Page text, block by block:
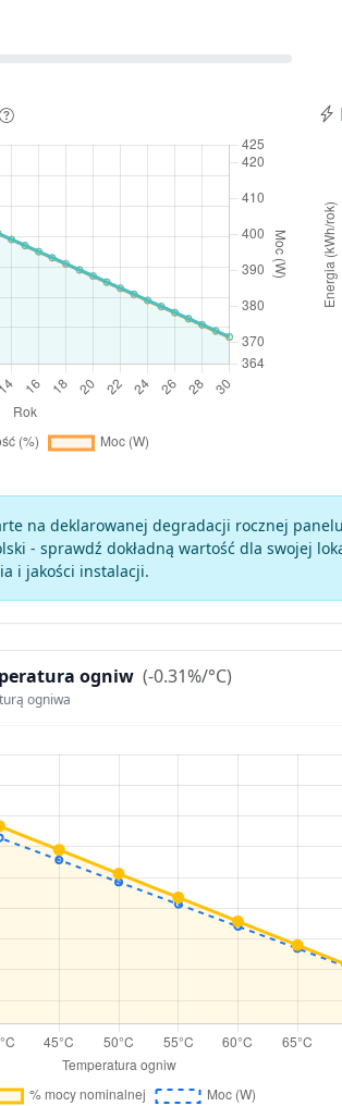
na deklarowanej degradacji rocznej
- sprawdź dokładną wartość dla swojej
i jakości instalacji.
ogniw (-0.31%/°C)
ogniwa